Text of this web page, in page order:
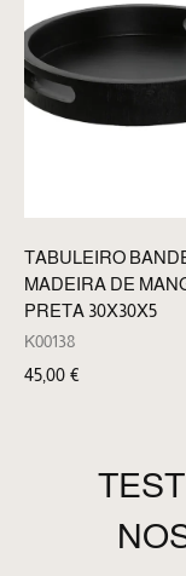
TABULEIRO
MADEIRA DE
PRETA 30X30X5
K00138
45,00 €